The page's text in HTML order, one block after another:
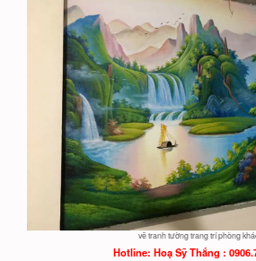
vẽ tranh tường trang trí phòng
Hotline: HoạSỹ Thắng :